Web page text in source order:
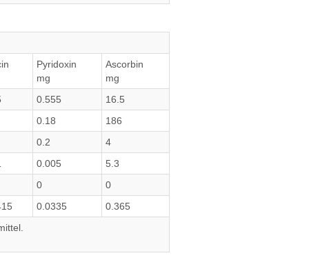
Pyridoxin
mg
Ascorbin
mg
0.555
16.5
0.18
186
0.2
4
0.005
5.3
0
0
0.0335
0.365